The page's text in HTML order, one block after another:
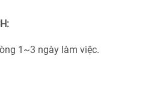
1~3 ngày làm việc.